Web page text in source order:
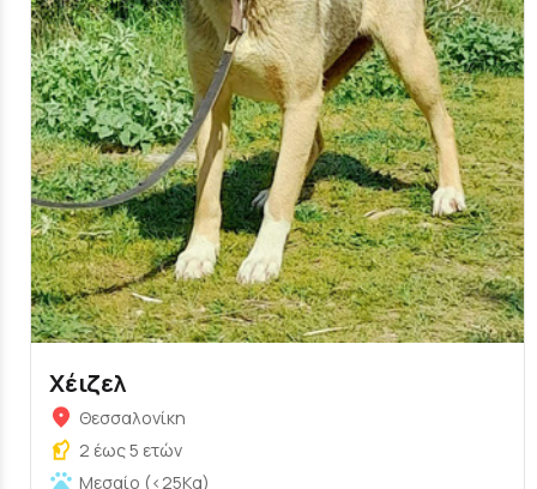
Χέιζελ
Θεσσαλονίκη
2 έως 5 ετών
Μεσαίο (<25Kg)